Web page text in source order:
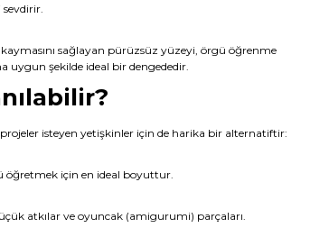
sağlayan pürüzsüz yüzeyi, örgü öğrenme
uygun şekilde ideal bir dengededir.
isteyen yetişkinler için de harika bir alternatiftir:
öğretmek için en ideal boyuttur.
atkılar ve oyuncak (amigurumi) parçaları.